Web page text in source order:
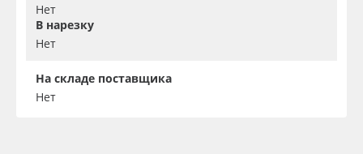
Нет
В нарезку
Нет
На складе поставщика
Нет